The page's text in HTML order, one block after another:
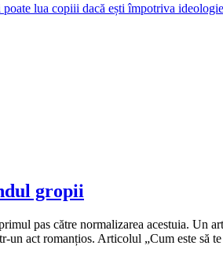
lua copiii dacă ești împotriva
gropii
pas către normalizarea acestuia.
act romanțios. Articolul „Cum este să